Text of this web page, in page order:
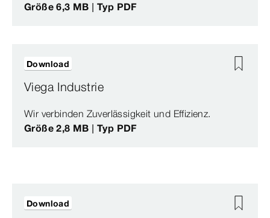
Größe 6,3 MB | Typ PDF
Viega Industrie
Wir verbinden Zuverlässigkeit und Effizienz.
Größe 2,8 MB | Typ PDF
Download
Download